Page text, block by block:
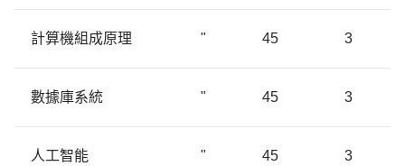
計算機組成原理 " 45 3
數據庫系統 " 45 3
人工智能 " 45 3